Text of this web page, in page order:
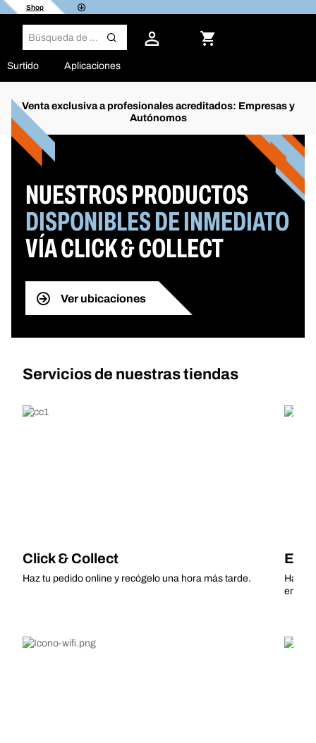
Shop
Surtido Aplicaciones
Venta exclusiva a profesionales acreditados: Empresas y
Autónomos
NUESTROS PRODUCTOS
DISPONIBLES DE INMEDIATO
VÍA CLICK & COLLECT
Ver ubicaciones
Servicios de nuestras tiendas
Click & Collect
Haz tu pedido online y recógelo una hora más tarde.
Haz tu
en